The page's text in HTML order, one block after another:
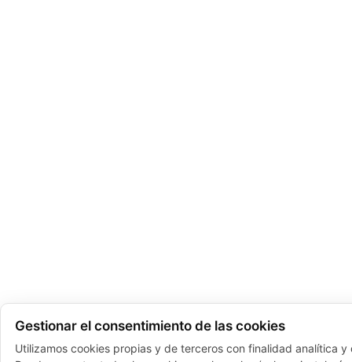
Gestionar el consentimiento de las cookies
Utilizamos cookies propias y de terceros con finalidad analítica y